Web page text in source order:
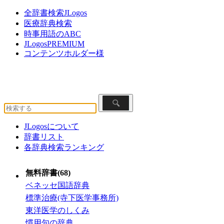
全辞書検索JLogos
医療辞典検索
時事用語のABC
JLogosPREMIUM
コンテンツホルダー様
JLogosについて
辞書リスト
各辞典検索ランキング
無料辞書(68)
ベネッセ国語辞典
標準治療(寺下医学事務所)
東洋医学のしくみ